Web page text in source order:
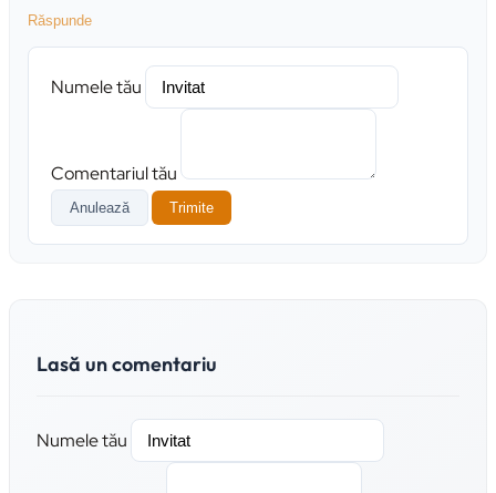
Răspunde
Numele tău
Comentariul tău
Anulează Trimite
Lasă un comentariu
Numele tău